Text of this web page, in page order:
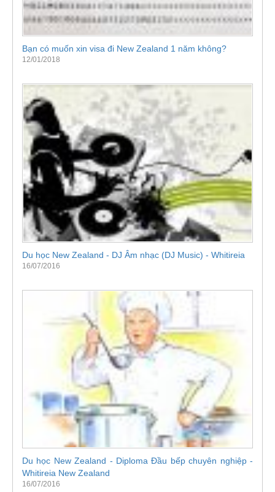
Bạn có muốn xin visa đi New Zealand 1 năm không?
12/01/2018
Du học New Zealand - DJ Âm nhạc (DJ Music) - Whitireia
16/07/2016
Du học New Zealand - Diploma Đầu bếp chuyên nghiệp -
Whitireia New Zealand
16/07/2016